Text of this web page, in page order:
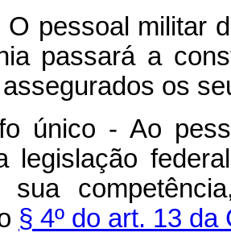
pessoal militar
passará a
os
único - Ao
legislação
sua
§ 4º do art. 13